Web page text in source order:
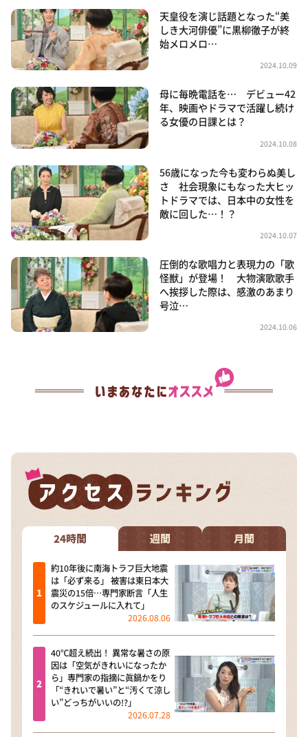
天皇役を演じ話題となった“美
しき大河俳優”に黒柳徹子が終
始メロメロ…
2024.10.09
母に毎晩電話を… デビュー42
年、映画やドラマで活躍し続け
る女優の日課とは？
2024.10.08
56歳になった今も変わらぬ美し
さ 社会現象にもなった大ヒッ
トドラマでは、日本中の女性を
敵に回した…！？
2024.10.07
圧倒的な歌唱力と表現力の「歌
怪獣」が登場！ 大物演歌歌手
へ挨拶した際は、感激のあまり
号泣…
2024.10.06
24時間 週間 月間
約10年後に南海トラフ巨大地震
は「必ず来る」 被害は東日本大
震災の15倍…専門家断言「人生
のスケジュールに入れて」
2026.08.06
40℃超え続出！ 異常な暑さの原
因は「空気がきれいになったか
ら」専門家の指摘に眞鍋かをり
「“きれいで暑い”と“汚くて涼し
い”どっちがいいの!?」
2026.07.28